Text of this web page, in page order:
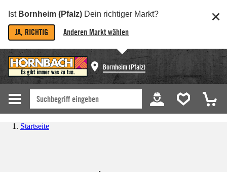
Ist Bornheim (Pfalz) Dein richtiger Markt?
JA, RICHTIG Anderen Markt wählen
Bornheim (Pfalz)
Startseite